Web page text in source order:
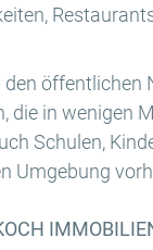
den öffentlichen
die in wenigen
Schulen,
Umgebung